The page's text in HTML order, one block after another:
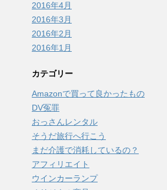
2016年4月
2016年3月
2016年2月
2016年1月
カテゴリー
Amazonで買って良かったもの
DV冤罪
おっさんレンタル
そうだ旅行へ行こう
まだ介護で消耗しているの？
アフィリエイト
ウインカーランプ